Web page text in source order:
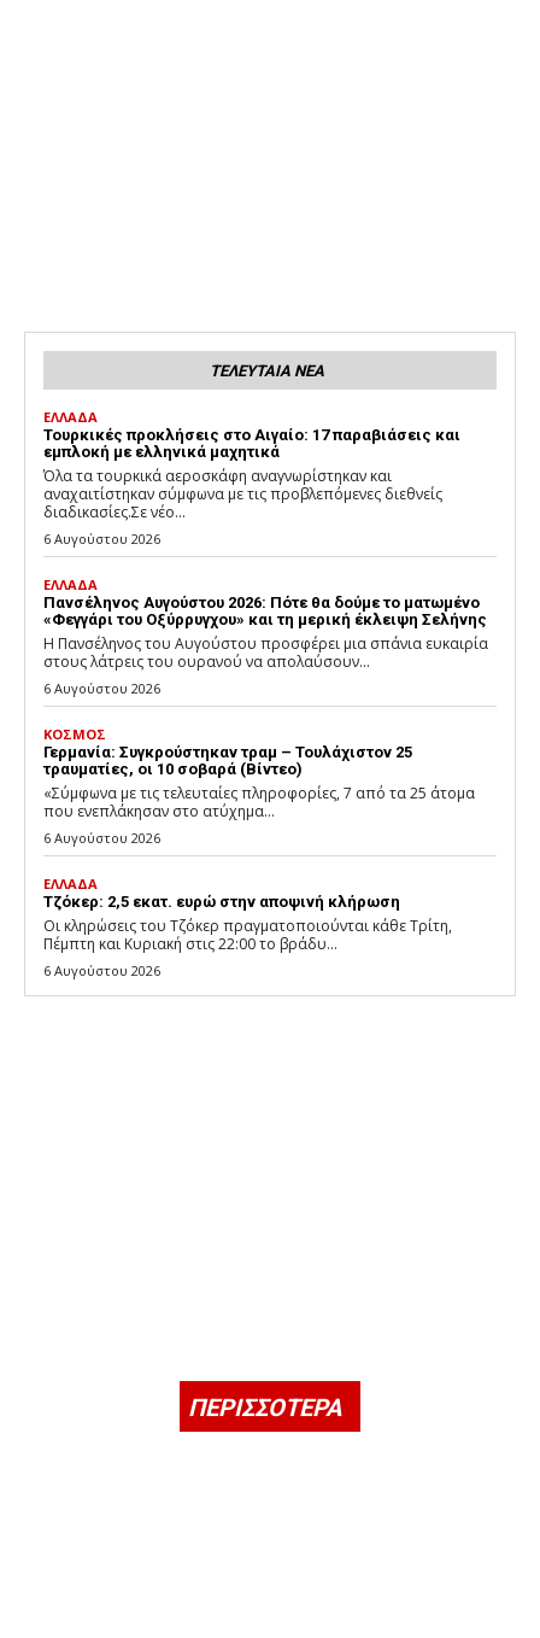
ΤΕΛΕΥΤΑΙΑ ΝΕΑ
ΕΛΛΑΔΑ
Τουρκικές προκλήσεις στο Αιγαίο: 17 παραβιάσεις και
εμπλοκή με ελληνικά μαχητικά
Όλα τα τουρκικά αεροσκάφη αναγνωρίστηκαν και
αναχαιτίστηκαν σύμφωνα με τις προβλεπόμενες διεθνείς
διαδικασίες.Σε νέο...
6 Αυγούστου 2026
ΕΛΛΑΔΑ
Πανσέληνος Αυγούστου 2026: Πότε θα δούμε το ματωμένο
«Φεγγάρι του Οξύρρυγχου» και τη μερική έκλειψη Σελήνης
Η Πανσέληνος του Αυγούστου προσφέρει μια σπάνια ευκαιρία
στους λάτρεις του ουρανού να απολαύσουν...
6 Αυγούστου 2026
ΚΟΣΜΟΣ
Γερμανία: Συγκρούστηκαν τραμ – Τουλάχιστον 25
τραυματίες, οι 10 σοβαρά (Βίντεο)
«Σύμφωνα με τις τελευταίες πληροφορίες, 7 από τα 25 άτομα
που ενεπλάκησαν στο ατύχημα...
6 Αυγούστου 2026
ΕΛΛΑΔΑ
Τζόκερ: 2,5 εκατ. ευρώ στην αποψινή κλήρωση
Οι κληρώσεις του Τζόκερ πραγματοποιούνται κάθε Τρίτη,
Πέμπτη και Κυριακή στις 22:00 το βράδυ...
6 Αυγούστου 2026
ΠΕΡΙΣΣΟΤΕΡΑ